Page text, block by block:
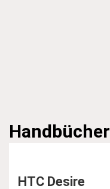
Handbücher
HTC Desire